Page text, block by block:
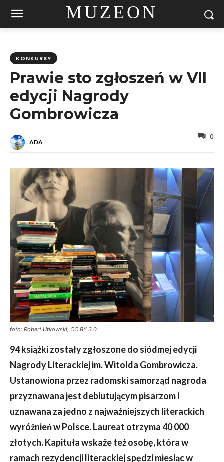
MUZEON
KONKURSY
Prawie sto zgłoszeń w VII
edycji Nagrody
Gombrowicza
ADA
0
foto: Robert Utkowski, CC BY 3.0
94 książki zostały zgłoszone do siódmej edycji
Nagrody Literackiej im. Witolda Gombrowicza.
Ustanowiona przez radomski samorząd nagroda
przyznawana jest debiutującym pisarzom i
uznawana za jedno z najważniejszych literackich
wyróżnień w Polsce. Laureat otrzyma 40 000
złotych. Kapituła wskaże też osobę, która w
ramach rezydencji literackiej spędzi miesiąc w